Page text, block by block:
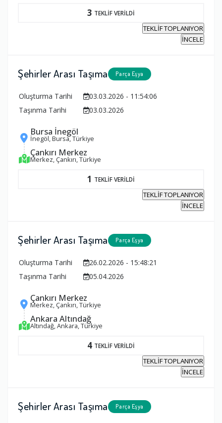
3 TEKLİF VERİLDİ
TEKLİF TOPLANIYOR
İNCELE
Şehirler Arası Taşıma Parça Eşya
Oluşturma Tarihi
03.03.2026 - 11:54:06
Taşınma Tarihi
03.03.2026
Bursa İnegöl
İnegöl, Bursa, Türkiye
Çankırı Merkez
Merkez, Çankırı, Türkiye
1 TEKLİF VERİLDİ
TEKLİF TOPLANIYOR
İNCELE
Şehirler Arası Taşıma Parça Eşya
Oluşturma Tarihi
26.02.2026 - 15:48:21
Taşınma Tarihi
05.04.2026
Çankırı Merkez
Merkez, Çankırı, Türkiye
Ankara Altındağ
Altındağ, Ankara, Türkiye
4 TEKLİF VERİLDİ
TEKLİF TOPLANIYOR
İNCELE
Şehirler Arası Taşıma Parça Eşya